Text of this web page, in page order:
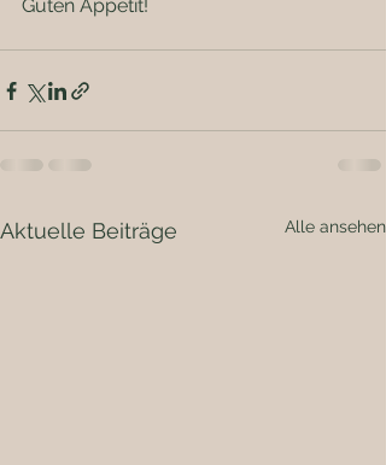
Guten Appetit!
Aktuelle Beiträge Alle ansehen